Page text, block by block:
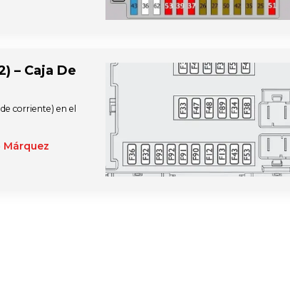
– Caja De
corriente) en el